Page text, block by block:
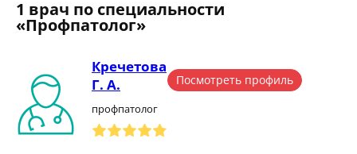
1 врач по специальности
«Профпатолог»
Кречетова
Г. А.
профпатолог
Посмотреть профиль